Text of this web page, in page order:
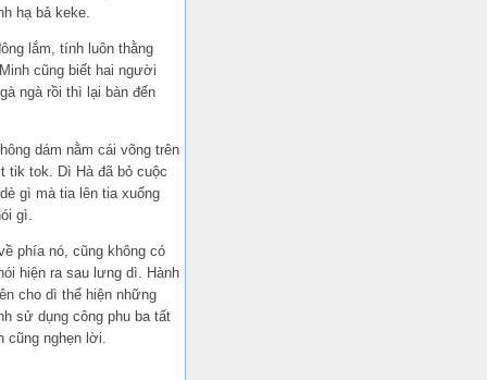
hạ bả keke.
lắm, tính luôn thằng
cũng biết hai người
ngà rồi thì lại bàn đến
dám nằm cái võng trên
tik tok. Dì Hà đã bỏ cuộc
gì mà tia lên tia xuống
gì.
phía nó, cũng không có
hiện ra sau lưng dì. Hành
cho dì thể hiện những
sử dụng công phu ba tất
cũng nghẹn lời.